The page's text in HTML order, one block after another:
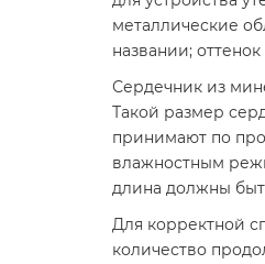
металлические
названии;
Сердечник из
Такой размер
принимают по
влажностным
длина должны
Для корректной
количество